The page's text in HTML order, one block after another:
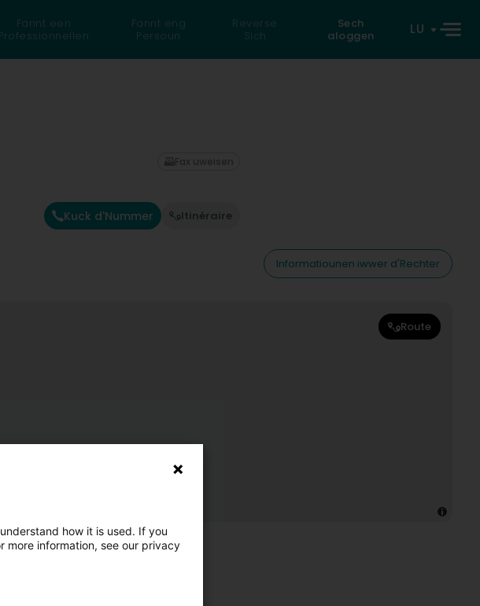
Fannt een
Fannt eng
Persoun
Reverse
Sich
Sech
aloggen
LU
Kuck d'Nummer Itinéraire
Fax uweisen
Informatiounen iwwer d'Rechter
Route
how it is used. If you
more information, see our privacy